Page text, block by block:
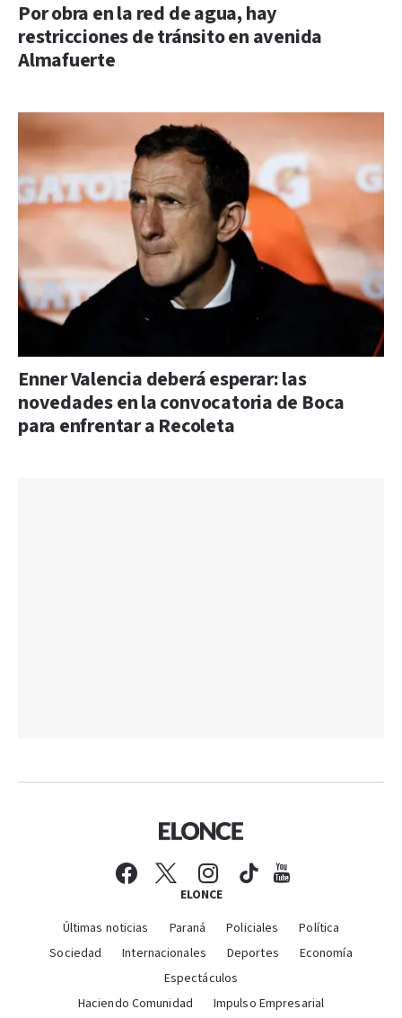
Por obra en la red de agua, hay
restricciones de tránsito en avenida
Almafuerte
Enner Valencia deberá esperar: las
novedades en la convocatoria de Boca
para enfrentar a Recoleta
ELONCE
Últimas noticias Paraná Policiales
Política
Sociedad
Internacionales Deportes
Economía
Espectáculos
Haciendo Comunidad
Impulso Empresarial